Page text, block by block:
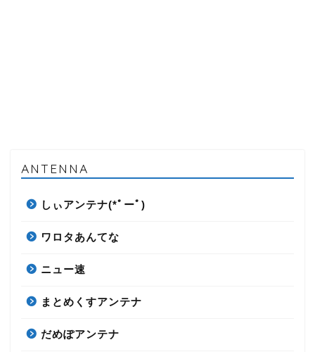
ANTENNA
しぃアンテナ(*ﾟーﾟ)
ワロタあんてな
ニュー速
まとめくすアンテナ
だめぽアンテナ